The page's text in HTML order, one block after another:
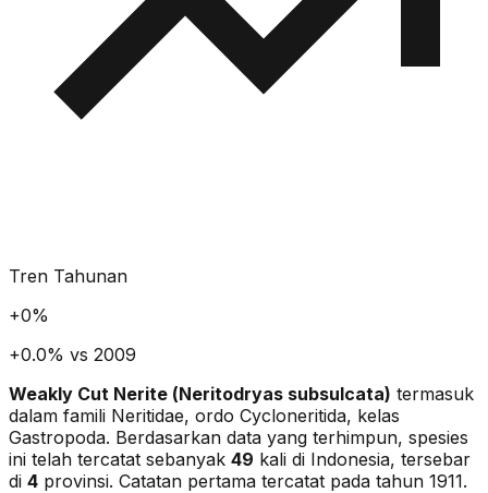
Tren Tahunan
+0%
+0.0% vs 2009
Weakly Cut Nerite (Neritodryas subsulcata) termasuk
dalam famili Neritidae, ordo Cycloneritida, kelas
Gastropoda. Berdasarkan data yang terhimpun, spesies
ini telah tercatat sebanyak 49 kali di Indonesia, tersebar
di 4 provinsi. Catatan pertama tercatat pada tahun 1911.